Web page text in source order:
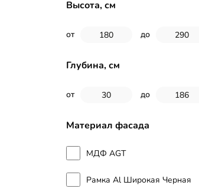
Высота, см
от до
Глубина, см
от до
Материал фасада
МДФ AGT
Рамка Al Широкая Черная